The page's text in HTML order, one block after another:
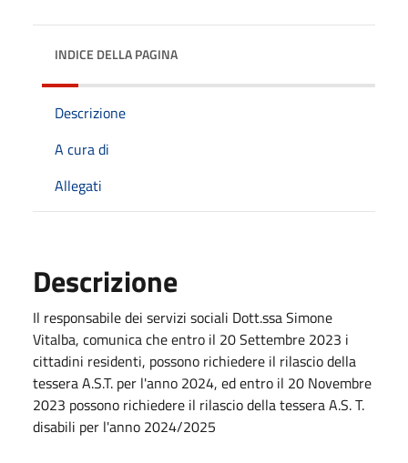
INDICE DELLA PAGINA
Descrizione
A cura di
Allegati
Descrizione
Il responsabile dei servizi sociali Dott.ssa Simone
Vitalba, comunica che entro il 20 Settembre 2023 i
cittadini residenti, possono richiedere il rilascio della
tessera A.S.T. per l'anno 2024, ed entro il 20 Novembre
2023 possono richiedere il rilascio della tessera A.S. T.
disabili per l'anno 2024/2025